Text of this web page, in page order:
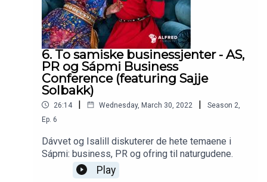
6. To samiske businessjenter - AS,
PR og Sápmi Business
Conference (featuring Sajje
Solbakk)
26:14 | Wednesday, March 30, 2022 | Season 2,
Ep. 6
Dávvet og Isalill diskuterer de hete temaene i
Sápmi: business, PR og ofring til naturgudene.
Play